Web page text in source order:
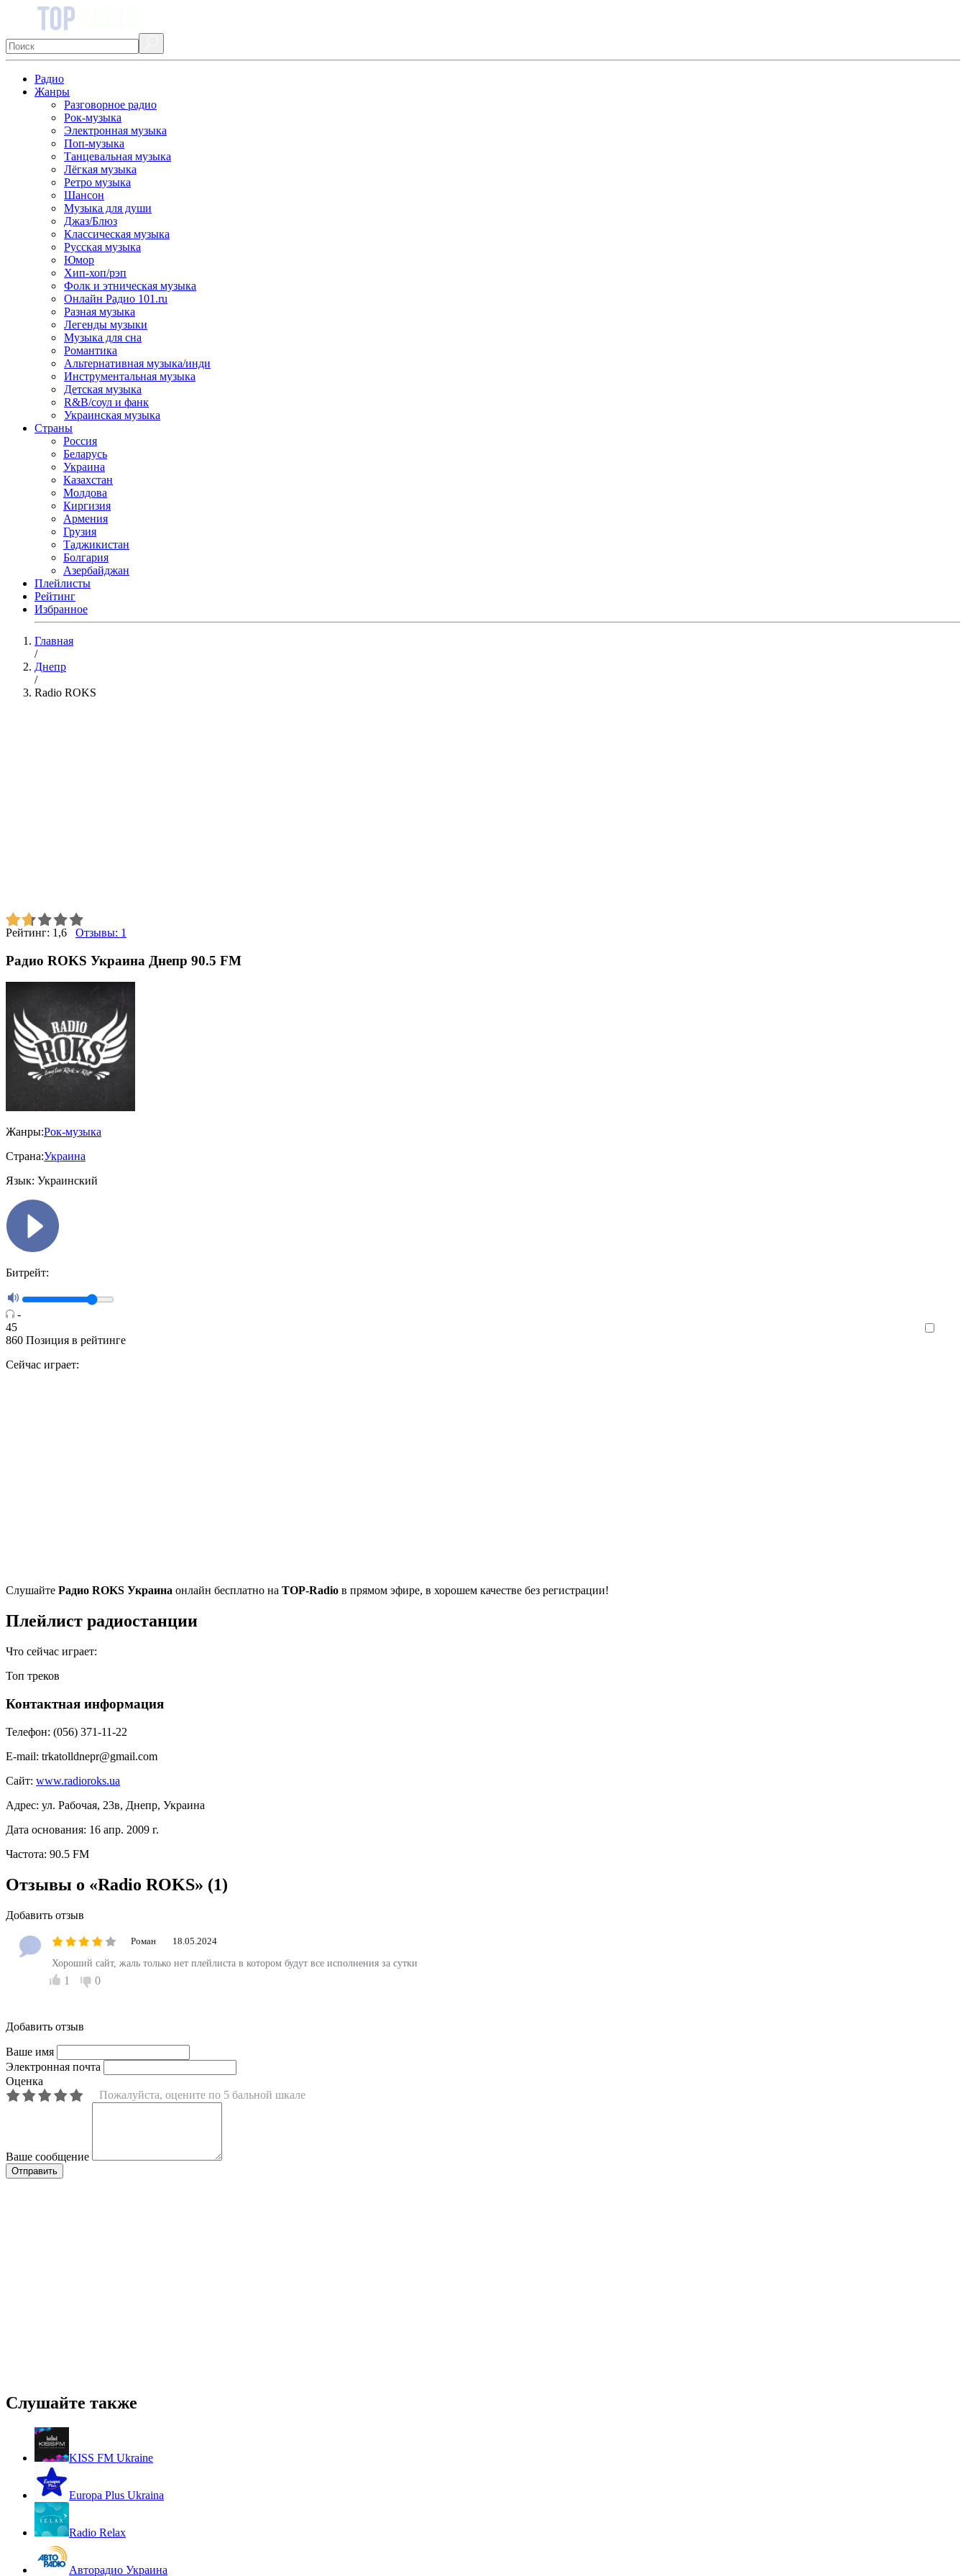
Радио
Жанры
Разговорное радио
Рок-музыка
Электронная музыка
Поп-музыка
Танцевальная музыка
Лёгкая музыка
Ретро музыка
Шансон
Музыка для души
Джаз/Блюз
Классическая музыка
Русская музыка
Юмор
Хип-хоп/рэп
Фолк и этническая музыка
Онлайн Радио 101.ru
Разная музыка
Легенды музыки
Музыка для сна
Романтика
Альтернативная музыка/инди
Инструментальная музыка
Детская музыка
R&B/cоул и фанк
Украинская музыка
Страны
Россия
Беларусь
Украина
Казахстан
Молдова
Киргизия
Армения
Грузия
Таджикистан
Болгария
Азербайджан
Плейлисты
Рейтинг
Избранное
Главная
/
Днепр
/
Radio ROKS
Рейтинг: 1,6 Отзывы: 1
Радио ROKS Украина Днепр 90.5 FM
Жанры:Рок-музыка
Страна:Украина
Язык: Украинский
Битрейт:
-
45
860 Позиция в рейтинге
Сейчас играет:
Cлушайте Радио ROKS Украина онлайн бесплатно на TOP-Radio в прямом эфире, в хорошем качестве без регистрации!
Плейлист радиостанции
Что сейчас играет:
Топ треков
Контактная информация
Телефон: (056) 371-11-22
E-mail: trkatolldnepr@gmail.com
Сайт: www.radioroks.ua
Адрес: ул. Рабочая, 23в, Днепр, Украина
Дата основания: 16 апр. 2009 г.
Частота: 90.5 FM
Отзывы о «Radio ROKS» (1)
Добавить отзыв
Роман 18.05.2024
Хороший сайт, жаль только нет плейлиста в котором будут все исполнения за сутки
1 0
Добавить отзыв
Ваше имя
Электронная почта
Оценка
Пожалуйста, оцените по 5 бальной шкале
Ваше сообщение
Слушайте также
KISS FM Ukraine
Europa Plus Ukraina
Radio Relax
Авторадио Украина